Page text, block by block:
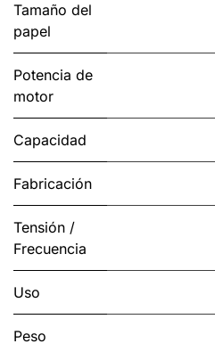
Tamaño del
papel
Potencia de
motor
Capacidad
Fabricación
Tensión /
Frecuencia
Uso
Peso